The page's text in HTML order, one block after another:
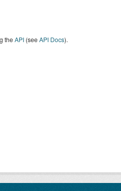
theAPI(seeAPI Docs).